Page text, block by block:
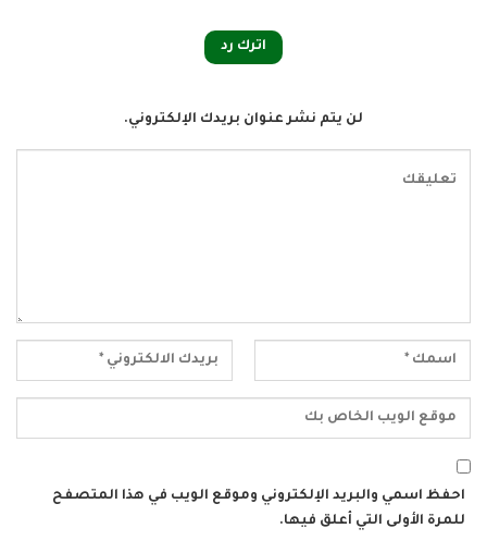
اترك رد
لن يتم نشر عنوان بريدك الإلكتروني.
احفظ اسمي والبريد الإلكتروني وموقع الويب في هذا المتصفح
للمرة الأولى التي أعلق فيها.